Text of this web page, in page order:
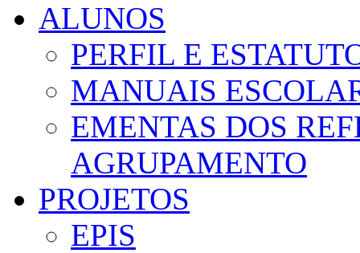
ALUNOS
PERFIL E
MANUAIS
EMENTAS DOS
AGRUPAMENTO
PROJETOS
EPIS